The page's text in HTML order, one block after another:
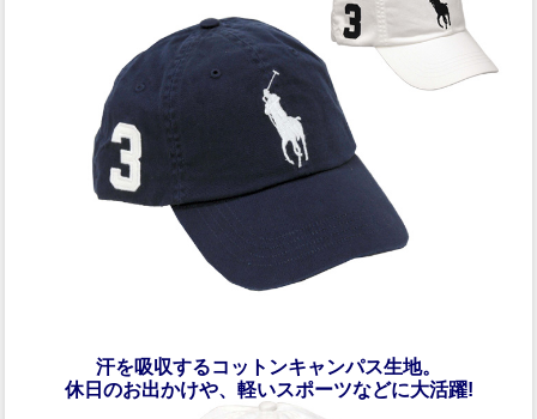
汗を吸収するコットンキャンパス生地。
休日のお出かけや、軽いスポーツなどに大活躍!